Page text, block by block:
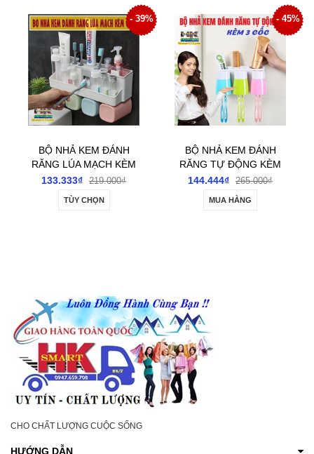
- 39%
BỘ NHẢ KEM ĐÁNH
RĂNG LÚA MẠCH KÈM
CỐC
133.333₫ 219.000₫
TÙY CHỌN
- 45%
BỘ NHẢ KEM ĐÁNH
RĂNG TỰ ĐỘNG KÈM
3 CỐC
144.444₫ 265.000₫
MUA HÀNG
CHO CHẤT LƯỢNG CUỘC SỐNG
HƯỚNG DẪN